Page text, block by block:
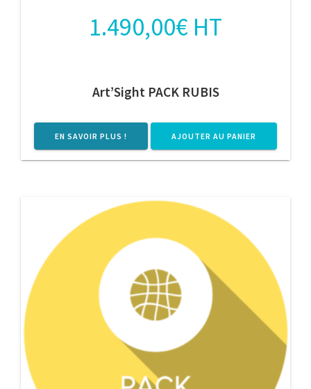
1.490,00€ HT
Art’Sight PACK RUBIS
EN SAVOIR PLUS ! AJOUTER AU PANIER